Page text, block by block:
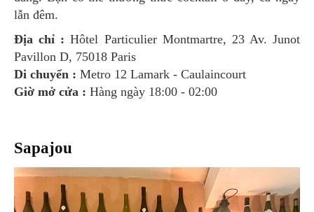
lẫn đêm.
Địa chỉ : Hôtel Particulier Montmartre, 23 Av. Junot
Pavillon D, 75018 Paris
Di chuyển : Metro 12 Lamark - Caulaincourt
Giờ mở cửa : Hàng ngày 18:00 - 02:00
Sapajou